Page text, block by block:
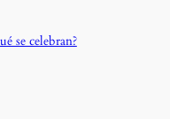
se celebran?